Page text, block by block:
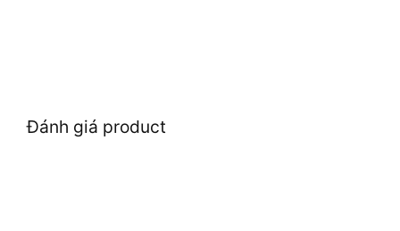
Đánh giá product